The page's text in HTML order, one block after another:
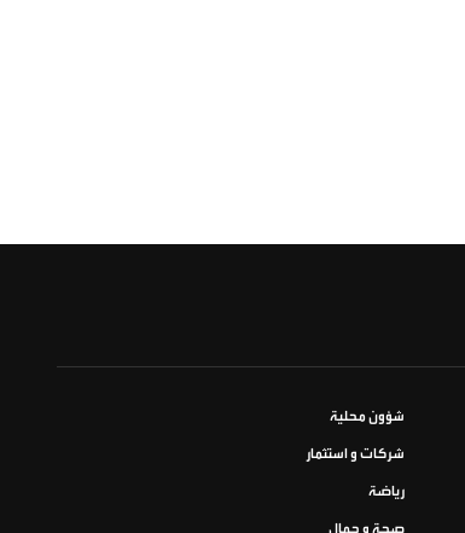
شؤون محلية
شركات و استثمار
رياضة
صحة و جمال